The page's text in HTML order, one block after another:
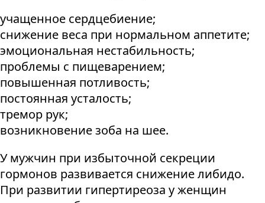
учащенное сердцебиение;
снижение веса при нормальном аппетите;
эмоциональная нестабильность;
проблемы с пищеварением;
повышенная потливость;
постоянная усталость;
тремор рук;
возникновение зоба на шее.
У мужчин при избыточной секреции
гормонов развивается снижение либидо.
При развитии гипертиреоза у женщин